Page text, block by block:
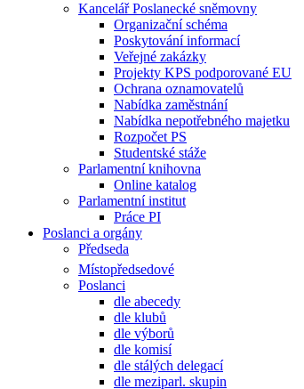
Kancelář Poslanecké sněmovny
Organizační schéma
Poskytování informací
Veřejné zakázky
Projekty KPS podporované EU
Ochrana oznamovatelů
Nabídka zaměstnání
Nabídka nepotřebného majetku
Rozpočet PS
Studentské stáže
Parlamentní knihovna
Online katalog
Parlamentní institut
Práce PI
Poslanci a orgány
Předseda
Místopředsedové
Poslanci
dle abecedy
dle klubů
dle výborů
dle komisí
dle stálých delegací
dle meziparl. skupin